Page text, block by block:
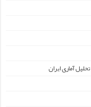
آماری ایران